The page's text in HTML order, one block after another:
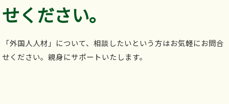
せください。
「外国人人材」について、相談したいという方はお気軽にお問合
せください。親身にサポートいたします。